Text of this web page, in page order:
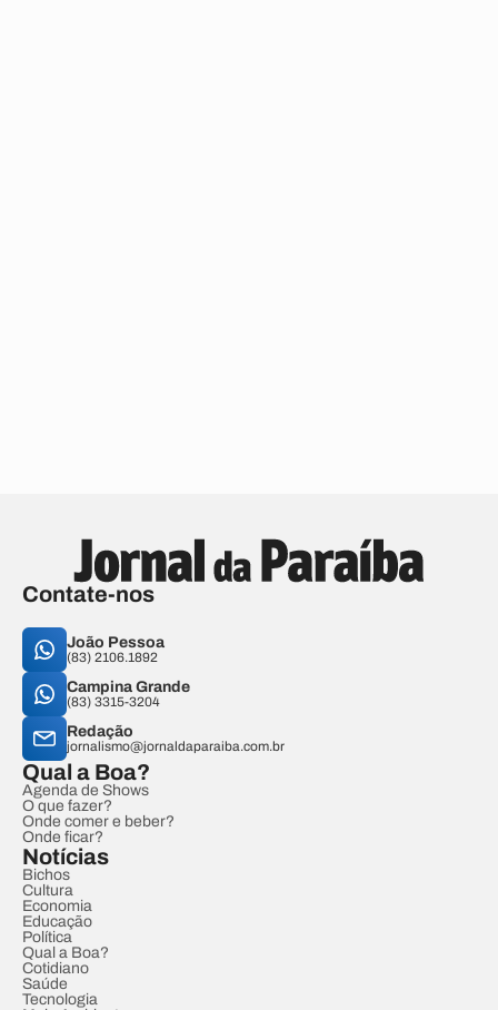
Contate-nos
João Pessoa
(83) 2106.1892
Campina Grande
(83) 3315-3204
Redação
jornalismo@jornaldaparaiba.com.br
Qual a Boa?
Agenda de Shows
O que fazer?
Onde comer e beber?
Onde ficar?
Notícias
Bichos
Cultura
Economia
Educação
Política
Qual a Boa?
Cotidiano
Saúde
Tecnologia